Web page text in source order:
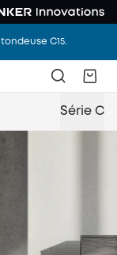
C15.
Série C